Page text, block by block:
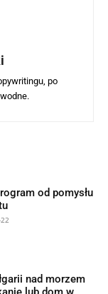
po
od pomysłu
nad morzem